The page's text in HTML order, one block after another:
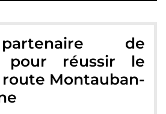
de
pour réussir le
Montauban-